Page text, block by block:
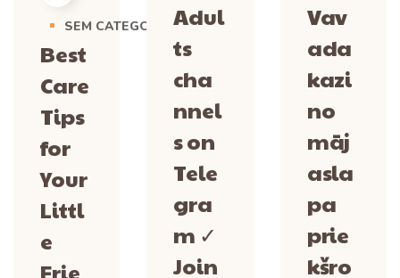
SEM CATEGORIA
Best
Care
Tips
for
Your
Littl
e
Frie
Adul
ts
cha
nnel
s on
Tele
gra
m ✓
Join
Vav
ada
kazi
no
māj
asla
pa
prie
kšro